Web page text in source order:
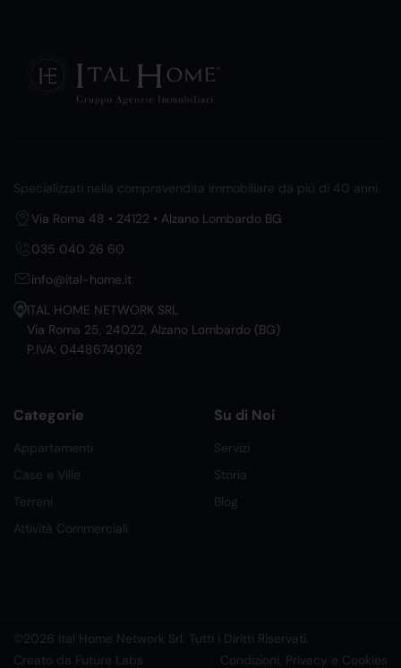
Specializzati nella compravendita immobiliare da più di 40 anni.
Via Roma 48 • 24122 • Alzano Lombardo BG
035 040 26 60
info@ital-home.it
ITAL HOME NETWORK SRL
Via Roma 25, 24022, Alzano Lombardo (BG)
P.IVA: 04486740162
Categorie
Appartamenti
Case e Ville
Terreni
Attività Commerciali
Su di Noi
Servizi
Storia
Blog
©2026 Ital Home Network Srl. Tutti i Diritti Riservati.
Creato da Future Labs
Condizioni, Privacy e Cookies